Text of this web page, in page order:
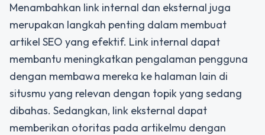
Menambahkan link internal dan eksternal juga
merupakan langkah penting dalam membuat
artikel SEO yang efektif. Link internal dapat
membantu meningkatkan pengalaman pengguna
dengan membawa mereka ke halaman lain di
situsmu yang relevan dengan topik yang sedang
dibahas. Sedangkan, link eksternal dapat
memberikan otoritas pada artikelmu dengan